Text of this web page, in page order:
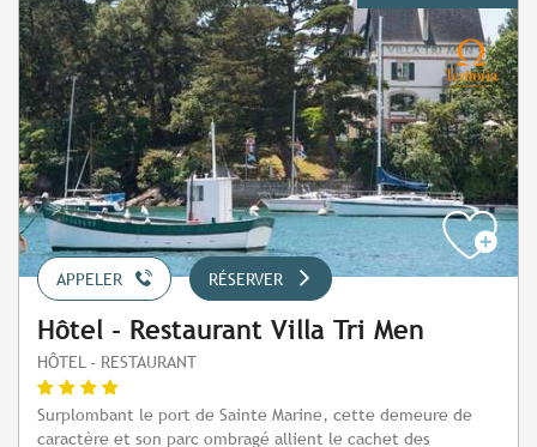
APPELER RÉSERVER
Hôtel - Restaurant Villa Tri Men
HÔTEL - RESTAURANT
Surplombant le port de Sainte Marine, cette demeure de
caractère et son parc ombragé allient le cachet des